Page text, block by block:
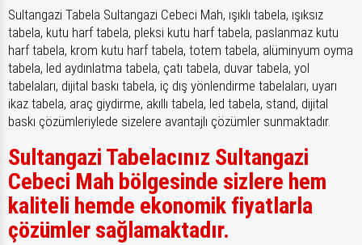
Sultangazi Tabela Sultangazi Cebeci Mah, ışıklı tabela, ışıksız
tabela, kutu harf tabela, pleksi kutu harf tabela, paslanmaz kutu
harf tabela, krom kutu harf tabela, totem tabela, alüminyum oyma
tabela, led aydınlatma tabela, çatı tabela, duvar tabela, yol
tabelaları, dijital baskı tabela, iç dış yönlendirme tabelaları, uyarı
ikaz tabela, araç giydirme, akıllı tabela, led tabela, stand, dijital
baskı çözümleriylede sizelere avantajlı çözümler sunmaktadır.
Sultangazi Tabelacınız Sultangazi
Cebeci Mah bölgesinde sizlere hem
kaliteli hemde ekonomik fiyatlarla
çözümler sağlamaktadır.